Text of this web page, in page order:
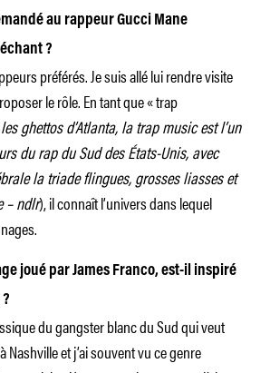
au rappeur Gucci Mane
?
préférés. Je suis allé lui rendre visite
le rôle. En tant que « trap
ghettos d’Atlanta, la trap music est l’un
du rap du Sud des États-Unis, avec
la triade flingues, grosses liasses et
– ndlr), il connaît l’univers dans lequel
joué par James Franco, est-il inspiré
du gangster blanc du Sud qui veut
Nashville et j’ai souvent vu ce genre